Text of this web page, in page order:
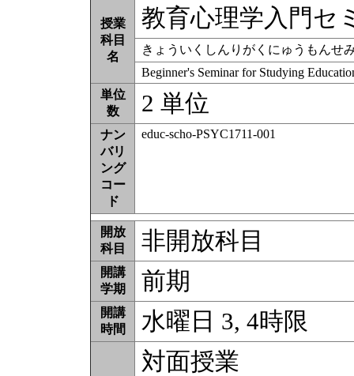
授業
科目
名
教育心理学入門セ
きょういくしんりがくにゅうもんせ
Beginner's Seminar for Studying
単位
数
2 単位
ナン
バリ
ング
コー
ド
educ-scho-PSYC1711-001
開放
科目
非開放科目
開講
学期
前期
開講
時間
水曜日 3, 4時限
対面授業